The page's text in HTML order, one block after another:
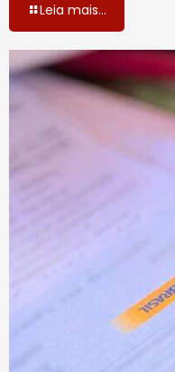
Leia mais...